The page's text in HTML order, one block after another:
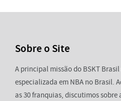
Sobre o Site
A principal missão do BSKT
especializada em NBA no Brasil.
as 30 franquias, discutimos